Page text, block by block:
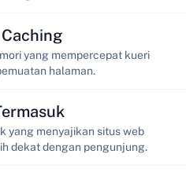
yang mempercepat kueri
halaman.
yang menyajikan situs web
dekat dengan pengunjung.